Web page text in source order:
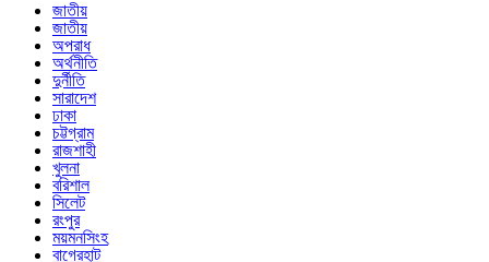
জাতীয়
জাতীয়
অপরাধ
অর্থনীতি
দুর্নীতি
সারাদেশ
ঢাকা
চট্টগ্রাম
রাজশাহী
খুলনা
বরিশাল
সিলেট
রংপুর
ময়মনসিংহ
বাগেরহাট